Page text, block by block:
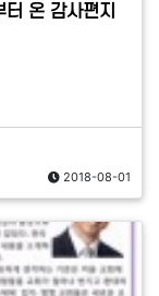
온 감사편지
2018-08-01